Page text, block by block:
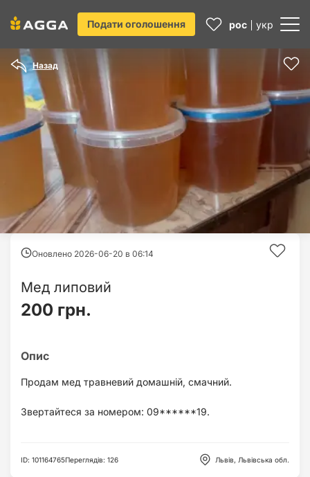
Подати оголошення рос укр
Назад
Оновлено 2026-06-20 в 06:14
Мед липовий
200 грн.
Продам мед травневий домашній, смачний.
Звертайтеся за номером: 09******19.
ID: 101164765Переглядів: 126 Львів, Львівська обл.